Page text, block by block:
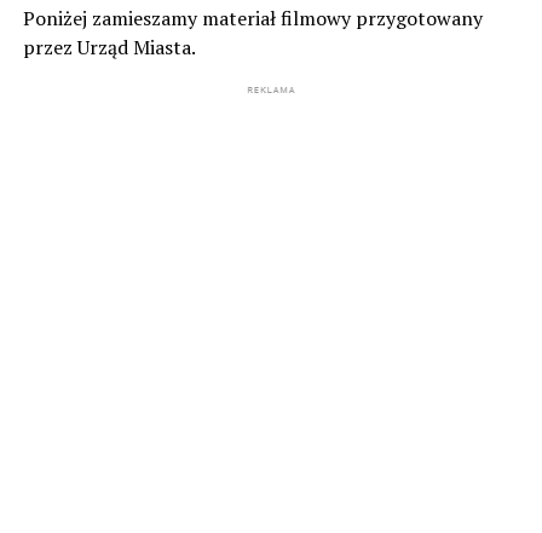
Poniżej zamieszamy materiał filmowy przygotowany
przez Urząd Miasta.